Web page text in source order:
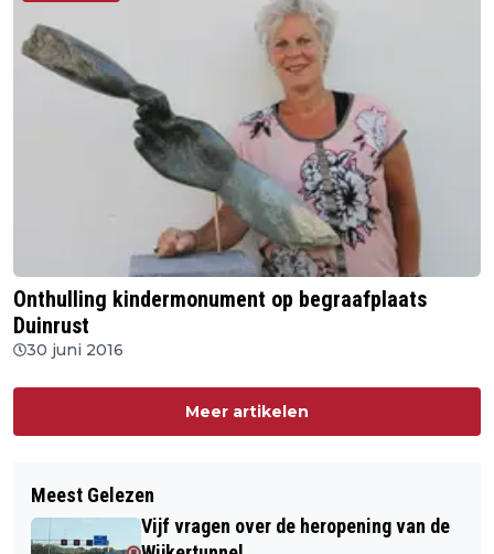
Onthulling kindermonument op begraafplaats
Duinrust
30 juni 2016
Meer artikelen
Meest Gelezen
Vijf vragen over de heropening van de